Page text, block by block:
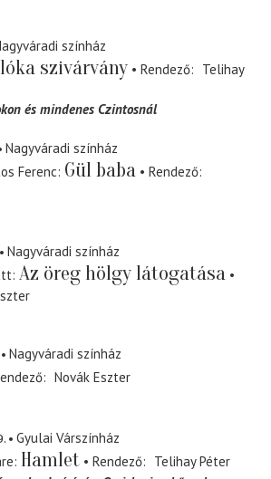
színház
szivárvány Rendező
Telihay
és mindenes Czintosnál
Nagyváradi színház
Ferenc Gül baba
Rendező
Nagyváradi színház
Az öreg hölgy látogatása
Nagyváradi színház
Novák Eszter
Gyulai Várszínház
Hamlet Rendező
Telihay Péter